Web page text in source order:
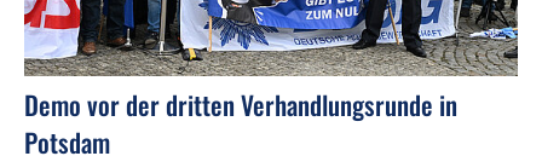
Demo vor der dritten Verhandlungsrunde in
Potsdam